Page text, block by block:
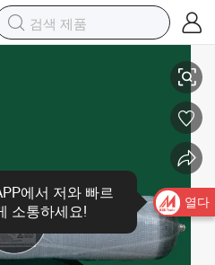
실린더
열다
에서 저와 빠르
소통하세요!